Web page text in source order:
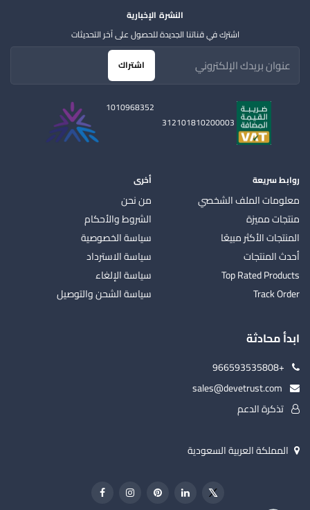
روابط سريعة
معلومات الملف الشخصي
منتجات مميزة
المنتجات الأكثر مبيعًا
أحدث المنتجات
Top Rated Products
Track Order
أخرى
من نحن
الشروط والأحكام
سياسة الخصوصية
سياسة الاسترداد
سياسة الإلغاء
سياسة الشحن والتوصيل
النشرة الإخبارية
اشترك في قناتنا الجديدة للحصول على آخر التحديثات
اشتراك
312101810200003
1010968352
ابدأ محادثة
+966593535808
تذكرة الدعم
المملكة العربية السعودية